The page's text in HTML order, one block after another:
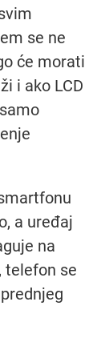
se ne
će morati
i ako LCD
a uređaj
na
telefon se